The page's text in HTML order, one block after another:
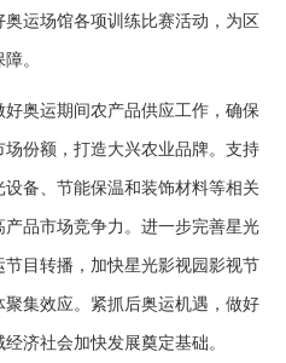
运场馆各项训练比赛活动，为区
。
奥运期间农产品供应工作，确保
份额，打造大兴农业品牌。支持
备、节能保温和装饰材料等相关
品市场竞争力。进一步完善星光
目转播，加快星光影视园影视节
集效应。紧抓后奥运机遇，做好
济社会加快发展奠定基础。